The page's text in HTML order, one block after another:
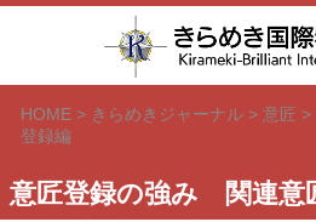
HOME> きらめきジャーナル> 意匠 >
登録編
意匠登録の強み 関連意